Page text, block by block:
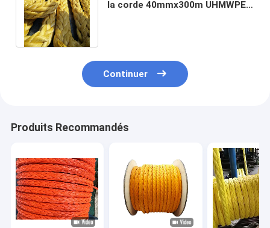
la corde 40mmx300m UHMWPE
Continuer
Produits Recommandés